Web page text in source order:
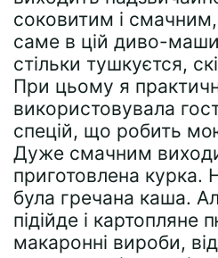
соковитим і
саме в цій диво-
стільки тушкуєтся,
При цьому я
використовувала
спецій, що робить
Дуже смачним
приготовлена курка.
була гречана каша.
підійде і картопляне
макаронні вироби,